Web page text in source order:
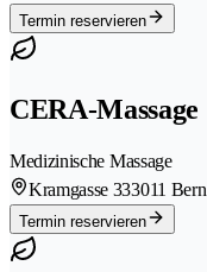
Termin reservieren
CERA-Massage
Medizinische Massage
Kramgasse 333011 Bern
Termin reservieren